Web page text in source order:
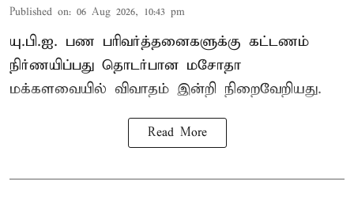
Published on: 06 Aug 2026, 10:43 pm
யு.பி.ஐ. பண பரிவர்த்தனைகளுக்கு கட்டணம்
நிர்ணயிப்பது தொடர்பான மசோதா
மக்களவையில் விவாதம் இன்றி நிறைவேறியது.
Read More